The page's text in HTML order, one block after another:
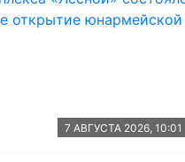
7 АВГУСТА 2026, 10:01